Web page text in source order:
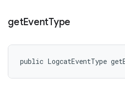
getEventType
public LogcatEventType